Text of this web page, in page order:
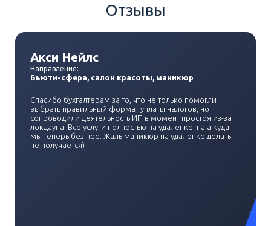
Отзывы
Акси Нейлс
Направление:
Бьюти-сфера, салон красоты, маникюр
Спасибо бухгалтерам за то, что не только помогли
выбрать правильный формат уплаты налогов, но
сопроводили деятельность ИП в момент простоя из-за
локдауна. Все услуги полностью на удаленке, на а куда
мы теперь без неё. Жаль маникюр на удаленке делать
не получается)